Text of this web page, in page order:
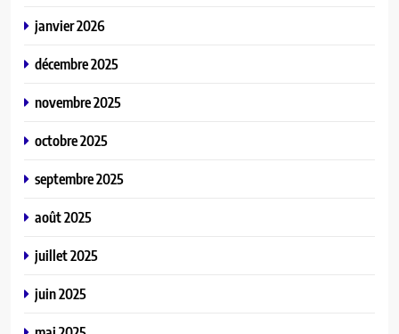
janvier 2026
décembre 2025
novembre 2025
octobre 2025
septembre 2025
août 2025
juillet 2025
juin 2025